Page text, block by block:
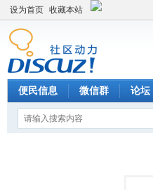
设为首页 收藏本站
便民信息 微信群 论坛